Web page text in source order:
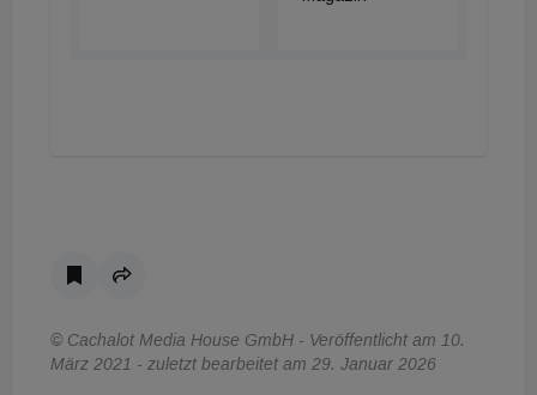
© Cachalot Media House GmbH - Veröffentlicht am 10.
März 2021 - zuletzt bearbeitet am 29. Januar 2026